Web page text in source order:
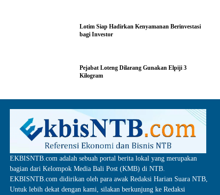
Lotim Siap Hadirkan Kenyamanan Berinvestasi
bagi Investor
Pejabat Loteng Dilarang Gunakan Elpiji 3
Kilogram
EKBISNTB.com adalah sebuah portal berita lokal yang merupakan
bagian dari Kelompok Media Bali Post (KMB) di NTB.
EKBISNTB.com didirikan oleh para awak Redaksi Harian Suara NTB,
Untuk lebih dekat dengan kami, silakan berkunjung ke Redaksi